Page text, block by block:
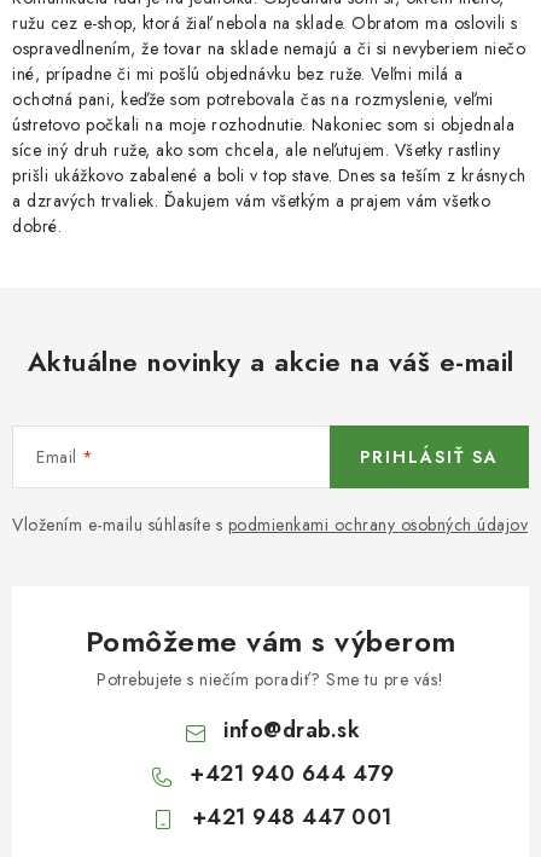
ružu cez e-shop, ktorá žiaľ nebola na sklade. Obratom ma oslovili s
ospravedlnením, že tovar na sklade nemajú a či si nevyberiem niečo
iné, prípadne či mi pošlú objednávku bez ruže. Veľmi milá a
ochotná pani, keďže som potrebovala čas na rozmyslenie, veľmi
ústretovo počkali na moje rozhodnutie. Nakoniec som si objednala
síce iný druh ruže, ako som chcela, ale neľutujem. Všetky rastliny
prišli ukážkovo zabalené a boli v top stave. Dnes sa teším z krásnych
a dzravých trvaliek. Ďakujem vám všetkým a prajem vám všetko
dobré.
Aktuálne novinky a akcie na váš e-mail
Email
Vložením e-mailu súhlasíte s podmienkami ochrany osobných údajov
PRIHLÁSIŤ SA
Pomôžeme vám s výberom
Potrebujete s niečím poradiť? Sme tu pre vás!
info@drab.sk
+421 940 644 479
+421 948 447 001